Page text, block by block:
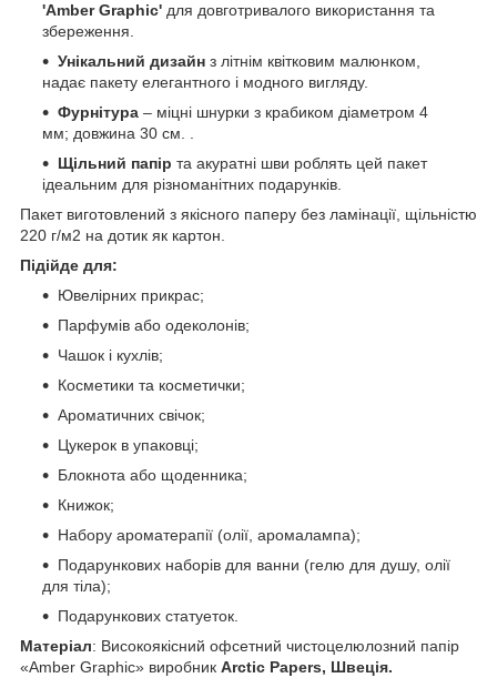
'Amber Graphic' для довготривалого використання та
збереження.
Унікальний дизайн з літнім квітковим малюнком,
надає пакету елегантного і модного вигляду.
Фурнітура – міцні шнурки з крабиком діаметром 4
мм; довжина 30 см. .
Щільний папір та акуратні шви роблять цей пакет
ідеальним для різноманітних подарунків.
Пакет виготовлений з якісного паперу без ламінації, щільністю
220 г/м2 на дотик як картон.
Підійде для:
Ювелірних прикрас;
Парфумів або одеколонів;
Чашок і кухлів;
Косметики та косметички;
Ароматичних свічок;
Цукерок в упаковці;
Блокнота або щоденника;
Книжок;
Набору ароматерапії (олії, аромалампа);
Подарункових наборів для ванни (гелю для душу, олії
для тіла);
Подарункових статуеток.
Матеріал: Високоякісний офсетний чистоцелюлозний папір
«Amber Graphic» виробник Arctic Papers, Швеція.